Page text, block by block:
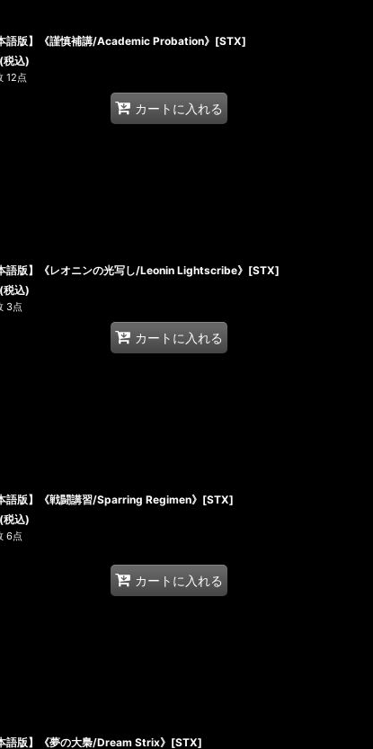
本語版】《謹慎補講/Academic Probation》[STX]
(税込)
12点
カートに入れる
本語版】《レオニンの光写し/Leonin Lightscribe》[STX]
(税込)
3点
カートに入れる
本語版】《戦闘講習/Sparring Regimen》[STX]
(税込)
6点
カートに入れる
本語版】《夢の大梟/Dream Strix》[STX]